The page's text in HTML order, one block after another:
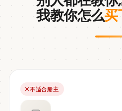
我教你怎么买
不适合船主